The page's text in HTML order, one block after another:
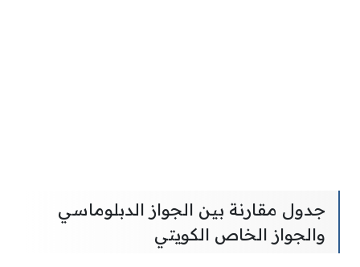
جدول مقارنة بين الجواز الدبلوماسي
والجواز الخاص الكويتي